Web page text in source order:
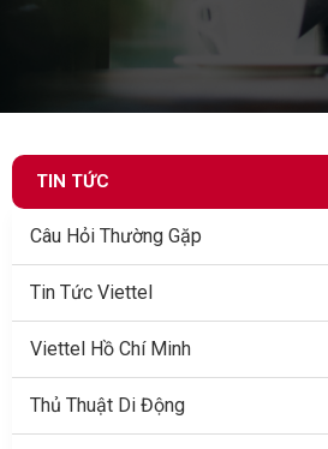
TIN TỨC
Câu Hỏi Thường Gặp
Tin Tức Viettel
Viettel Hồ Chí Minh
Thủ Thuật Di Động